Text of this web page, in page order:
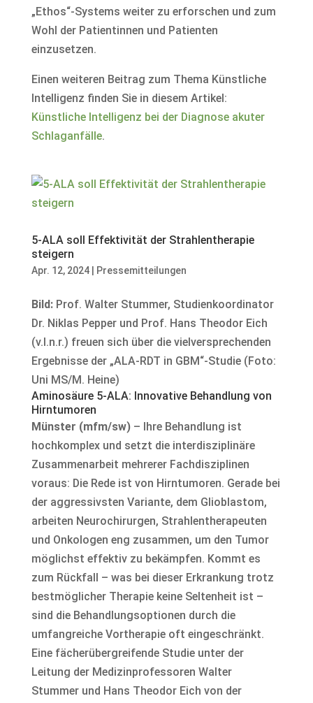
„Ethos“-Systems weiter zu erforschen und zum
Wohl der Patientinnen und Patienten
einzusetzen.
Einen weiteren Beitrag zum Thema Künstliche
Intelligenz finden Sie in diesem Artikel:
Künstliche Intelligenz bei der Diagnose akuter
Schlaganfälle.
5-ALA soll Effektivität der Strahlentherapie
steigern
Apr. 12, 2024| Pressemitteilungen
Bild:Prof. Walter Stummer, Studienkoordinator
Dr. Niklas Pepper und Prof. Hans Theodor Eich
(v.l.n.r.) freuen sich über die vielversprechenden
Ergebnisse der „ALA-RDT in GBM“-Studie (Foto:
Uni MS/M. Heine)
Aminosäure 5-ALA: Innovative Behandlung von
Hirntumoren
Münster (mfm/sw)– Ihre Behandlung ist
hochkomplex und setzt die interdisziplinäre
Zusammenarbeit mehrerer Fachdisziplinen
voraus: Die Rede ist von Hirntumoren. Gerade bei
der aggressivsten Variante, dem Glioblastom,
arbeiten Neurochirurgen, Strahlentherapeuten
und Onkologen eng zusammen, um den Tumor
möglichst effektiv zu bekämpfen. Kommt es
zum Rückfall – was bei dieser Erkrankung trotz
bestmöglicher Therapie keine Seltenheit ist –
sind die Behandlungsoptionen durch die
umfangreiche Vortherapie oft eingeschränkt.
Eine fächerübergreifende Studie unter der
Leitung der Medizinprofessoren Walter
Stummer und Hans Theodor Eich von der